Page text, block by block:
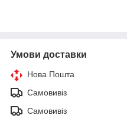
Умови доставки
Нова Пошта
Самовивіз
Самовивіз